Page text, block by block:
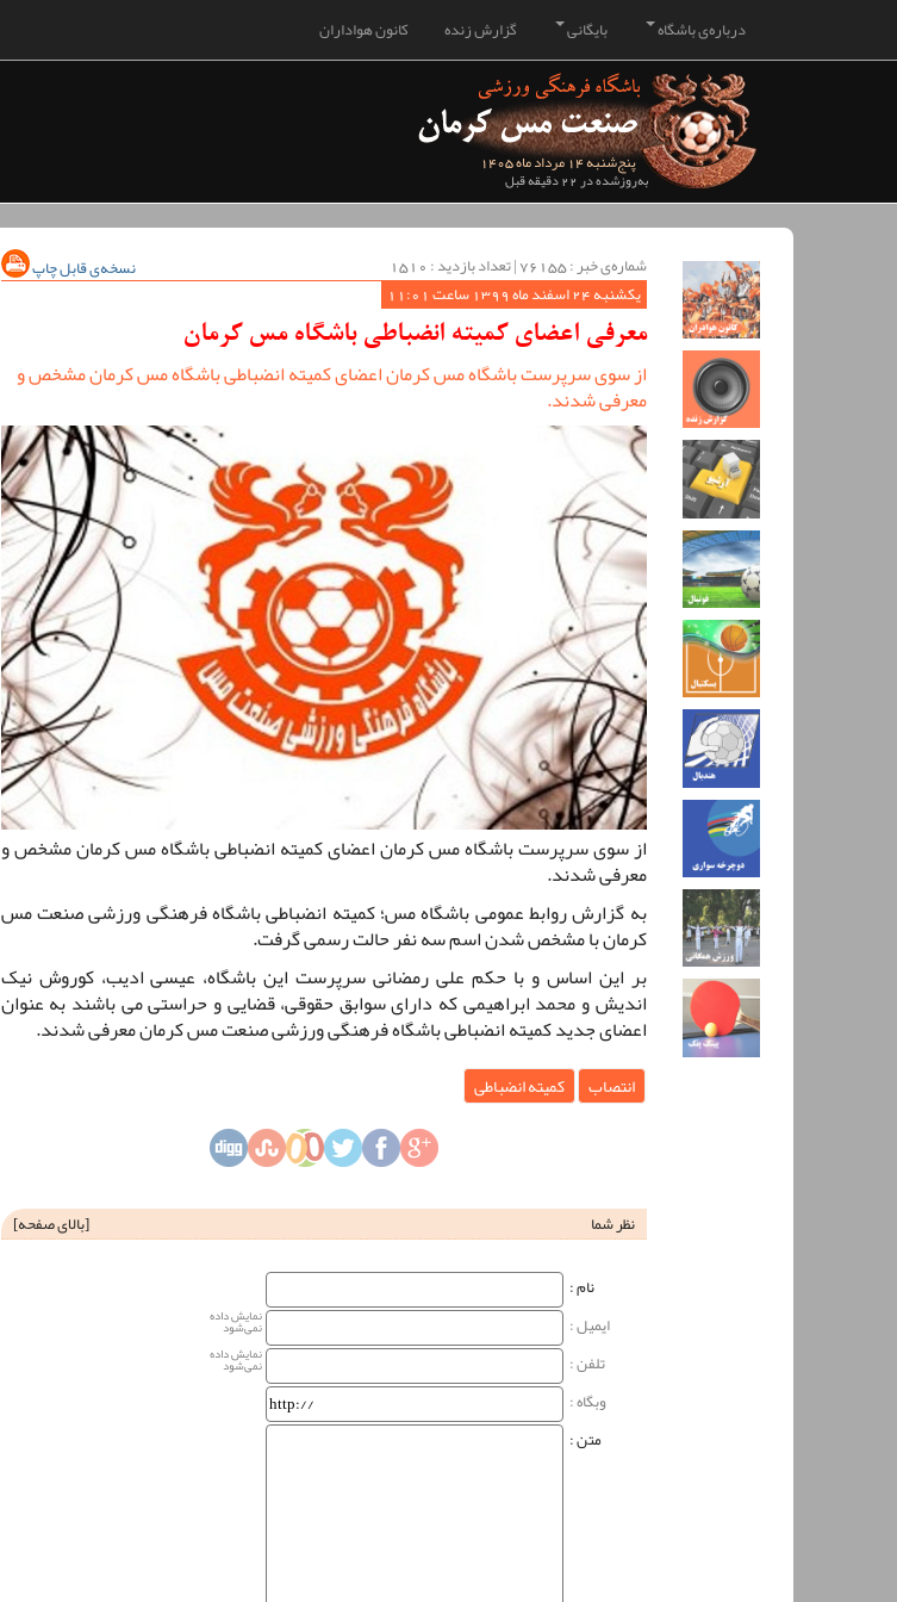
کانون هواداران گزارش زنده بایگانی درباره‌ی باشگاه
پنج‌شنبه 14 مرداد ماه 1405
به‌روزشده در 22 دقیقه قبل
شماره‌ی خبر : ‌76155 | تعداد بازدید : 1510
نسخه‌ی قابل چاپ
یکشنبه 24 اسفند ماه 1399 ساعت 11:01
معرفی اعضای کمیته انضباطی باشگاه مس کرمان
از سوی سرپرست باشگاه مس کرمان اعضای کمیته انضباطی باشگاه مس کرمان مشخص و
معرفی شدند.
از سوی سرپرست باشگاه مس کرمان اعضای کمیته انضباطی باشگاه مس کرمان مشخص و
معرفی شدند.
به گزارش روابط عمومی باشگاه مس؛ کمیته انضباطی باشگاه فرهنگی ورزشی صنعت مس
کرمان با مشخص شدن اسم سه نفر حالت رسمی گرفت.
بر این اساس و با حکم علی رمضانی سرپرست این باشگاه، عیسی ادیب، کوروش نیک
اندیش و محمد ابراهیمی که دارای سوابق حقوقی، قضایی و حراستی می باشند به عنوان
اعضای جدید کمیته انضباطی باشگاه فرهنگی ورزشی صنعت مس کرمان معرفی شدند.
انتصاب کمیته انضباطی
نظر شما [بالای صفحه]
نام‌ :
ایمیل :
نمایش داده
نمی‌شود
تلفن : نمایش داده
نمی‌شود
وبگاه‌ :
متن :